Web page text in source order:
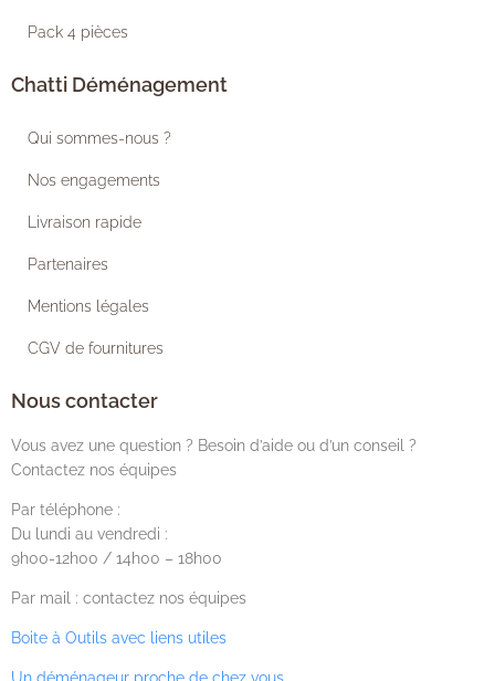
Pack 4 pièces
Chatti Déménagement
Qui sommes-nous ?
Nos engagements
Livraison rapide
Partenaires
Mentions légales
CGV de fournitures
Nous contacter
Vous avez une question ? Besoin d’aide ou d’un conseil ?
Contactez nos équipes
Par téléphone :
Du lundi au vendredi :
9h00-12h00 / 14h00 – 18h00
Par mail : contactez nos équipes
Boite à Outils avec liens utiles
Un déménageur proche de chez vous